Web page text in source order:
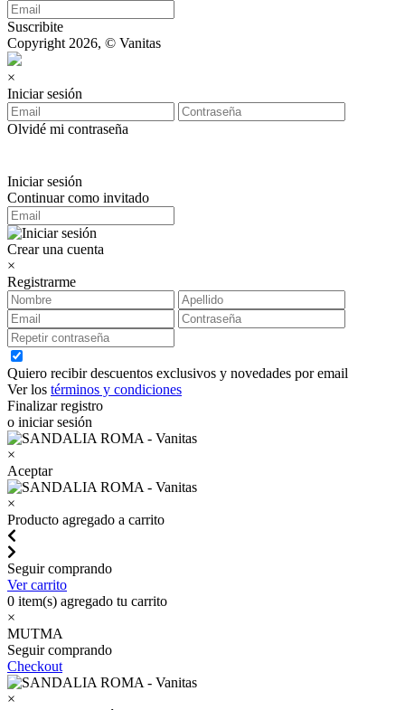
Suscribite
Copyright 2026, © Vanitas
×
Iniciar sesión
Olvidé mi contraseña
Iniciar sesión
Continuar como invitado
Crear una cuenta
×
Registrarme
Quiero recibir descuentos exclusivos y novedades por email
Ver los términos y condiciones
Finalizar registro
o iniciar sesión
×
Aceptar
×
Producto agregado a carrito
Seguir comprando
Ver carrito
0 item(s) agregado tu carrito
×
MUTMA
Seguir comprando
Checkout
×